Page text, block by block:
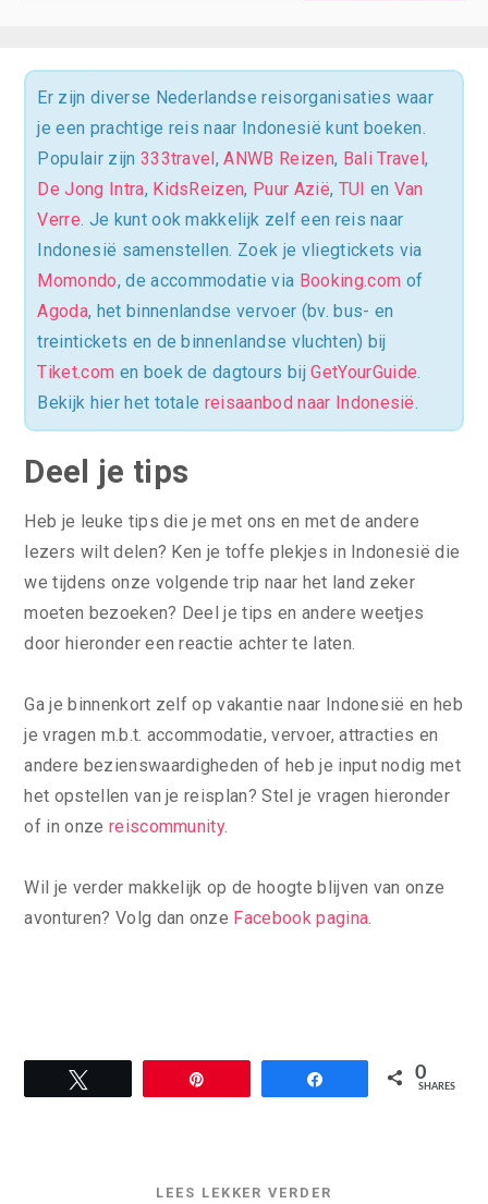
Er zijn diverse Nederlandse reisorganisaties waar
je een prachtige reis naar Indonesië kunt boeken.
Populair zijn 333travel ,ANWB Reizen, Bali Travel,
De Jong Intra, KidsReizen, Puur Azië, TUI en Van
Verre. Je kunt ook makkelijk zelf een reis naar
Indonesië samenstellen. Zoek je vliegtickets via
Momondo, de accommodatie via Booking.com of
Agoda, het binnenlandse vervoer (bv. bus- en
treintickets en de binnenlandse vluchten) bij
Tiket.com en boek de dagtours bijGetYourGuide.
Bekijk hier het totale reisaanbod naar Indonesië.
Deel je tips
Heb je leuke tips die je met ons en met de andere
lezers wilt delen? Ken je toffe plekjes in Indonesië die
we tijdens onze volgende trip naar het land zeker
moeten bezoeken? Deel je tips en andere weetjes
door hieronder een reactie achter te laten.
Ga je binnenkort zelf op vakantie naar Indonesië en heb
je vragen m.b.t. accommodatie, vervoer, attracties en
andere bezienswaardigheden of heb je input nodig met
het opstellen van je reisplan? Stel je vragen hieronder
of in onze reiscommunity.
Wil je verder makkelijk op de hoogte blijven van onze
avonturen? Volg dan onze Facebook pagina.
0
SHARES
LEES LEKKER VERDER